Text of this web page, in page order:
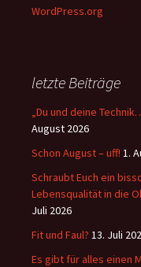
WordPress.org
letzte Beiträge
„Du und deine
August 2026
Schon August – uff! 1.
Schraubt Euch ein
Lebensqualität in die
Juli 2026
Fit und Faul? 13. Juli
Es gibt für alles einen